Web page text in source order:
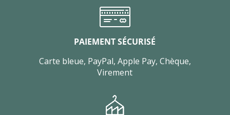
PAIEMENT SÉCURISÉ
Carte bleue, PayPal, Apple Pay, Chèque,
Virement